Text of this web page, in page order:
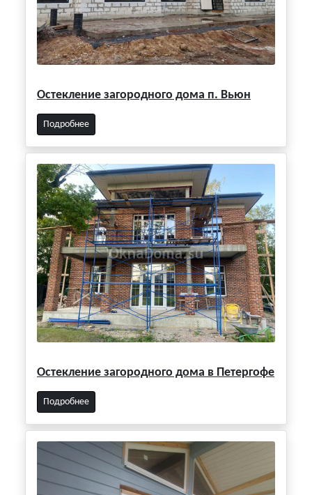
Остекление загородного дома п. Вьюн
Подробнее
Остекление загородного дома в Петергофе
Подробнее